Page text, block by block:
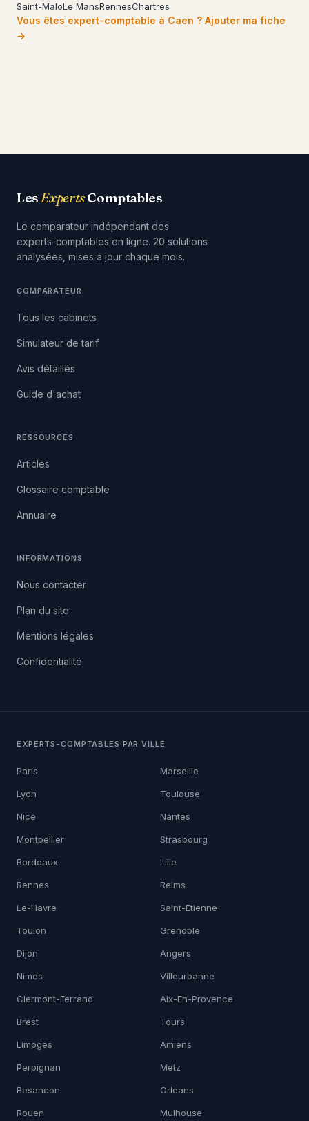
Saint-MaloLe MansRennesChartres
Vous êtes expert-comptable à Caen ? Ajouter ma fiche
→
LesExpertsComptables
Le comparateur indépendant des
experts-comptables en ligne. 20 solutions
analysées, mises à jour chaque mois.
COMPARATEUR
Tous les cabinets
Simulateur de tarif
Avis détaillés
Guide d'achat
RESSOURCES
Articles
Glossaire comptable
Annuaire
INFORMATIONS
Nous contacter
Plan du site
Mentions légales
Confidentialité
EXPERTS-COMPTABLES PAR VILLE
Paris Marseille
Lyon Toulouse
Nice Nantes
Montpellier Strasbourg
Bordeaux Lille
Rennes Reims
Le-Havre Saint-Etienne
Toulon Grenoble
Dijon Angers
Nimes Villeurbanne
Clermont-Ferrand Aix-En-Provence
Brest Tours
Limoges Amiens
Perpignan Metz
Besancon Orleans
Rouen Mulhouse